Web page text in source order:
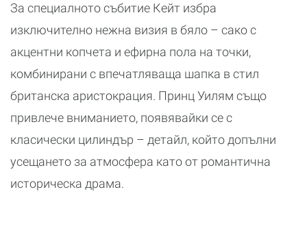
За специалното събитие Кейт избра
изключително нежна визия в бяло – сако с
акцентни копчета и ефирна пола на точки,
комбинирани с впечатляваща шапка в стил
британска аристокрация. Принц Уилям също
привлече вниманието, появявайки се с
класически цилиндър – детайл, който допълни
усещането за атмосфера като от романтична
историческа драма.